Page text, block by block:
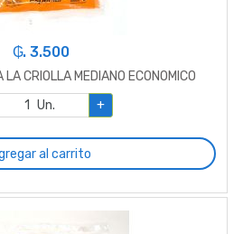
₲. 3.500
CRIOLLA MEDIANO ECONOMICO
Un. +
al carrito